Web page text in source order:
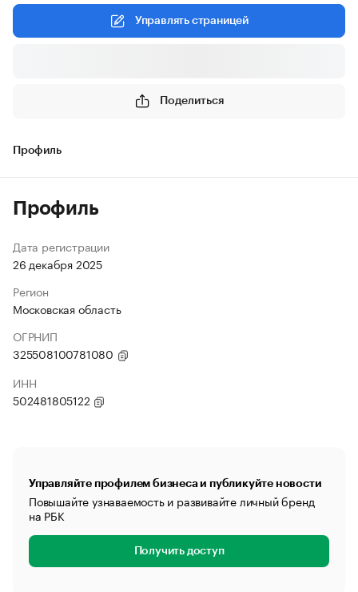
Управлять страницей
Поделиться
Профиль
Профиль
Дата регистрации
26 декабря 2025
Регион
Московская область
ОГРНИП
325508100781080
ИНН
502481805122
Управляйте профилем бизнеса и публикуйте новости
Повышайте узнаваемость и развивайте личный бренд
на РБК
Получить доступ